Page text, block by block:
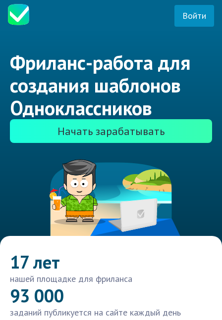
Войти
Фриланс-работа для
создания шаблонов
Одноклассников
Начать зарабатывать
17 лет
нашей площадке для фриланса
93 000
заданий публикуется на сайте каждый день